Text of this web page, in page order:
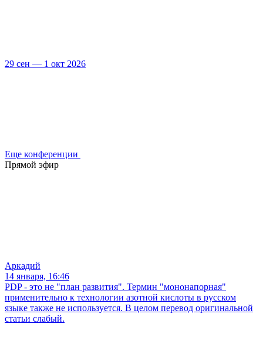
29 сен — 1 окт 2026
Еще конференции
Прямой эфир
Аркадий
14 января, 16:46
PDP - это не "план развития". Термин "мононапорная"
применительно к технологии азотной кислоты в русском
языке также не используется. В целом перевод оригинальной
статьи слабый.